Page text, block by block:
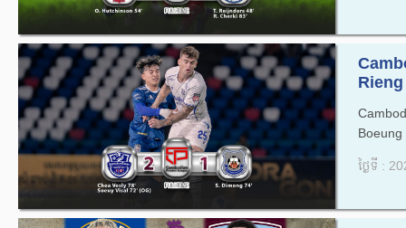
Boeung
ថ្ងៃទី :